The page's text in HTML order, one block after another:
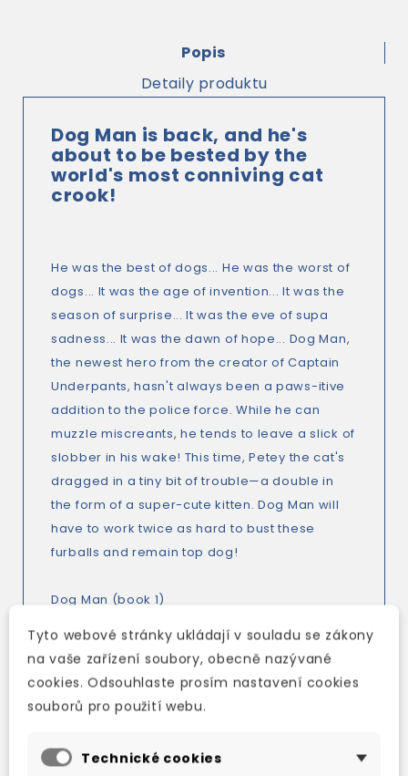
Popis
Detaily produktu
Dog Man is back, and he's
about to be bested by the
world's most conniving cat
crook!
He was the best of dogs... He was the worst of
dogs... It was the age of invention... It was the
season of surprise... It was the eve of supa
sadness... It was the dawn of hope... Dog Man,
the newest hero from the creator of Captain
Underpants, hasn't always been a paws-itive
addition to the police force. While he can
muzzle miscreants, he tends to leave a slick of
slobber in his wake! This time, Petey the cat's
dragged in a tiny bit of trouble—a double in
the form of a super-cute kitten. Dog Man will
have to work twice as hard to bust these
furballs and remain top dog!
Dog Man (book 1)
Dog Man: Unleashed (book 2)
Dog Man and Cat Kid (book 4)
Tyto webové stránky ukládají v souladu se zákony
na vaše zařízení soubory, obecně nazývané
cookies. Odsouhlaste prosím nastavení cookies
souborů pro použití webu.
Technické cookies